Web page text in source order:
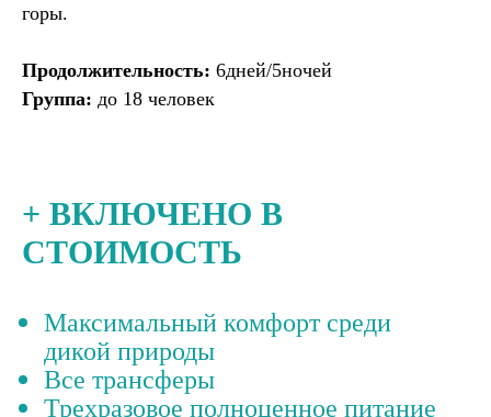
горы.
Продолжительность: 6дней/5ночей
Группа: до 18 человек
+ ВКЛЮЧЕНО В
СТОИМОСТЬ
Максимальный комфорт среди
дикой природы
Все трансферы
Трехразовое полноценное питание